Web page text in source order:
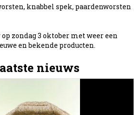
knabbel spek, paardenworsten
zondag 3 oktober met weer een
en bekende producten.
nieuws